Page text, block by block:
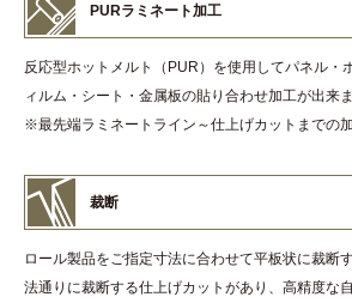
PURラミネート加工
反応型ホットメルト（PUR）を使用してパネル・
ィルム・シート・金属板の貼り合わせ加工が出来ま
※最先端ラミネートライン～仕上げカットまでの加
裁断
ロール製品をご指定寸法に合わせて平板状に裁断
法通りに裁断する仕上げカットがあり、高精度な